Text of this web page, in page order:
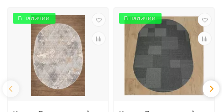
В наличии. В наличии.